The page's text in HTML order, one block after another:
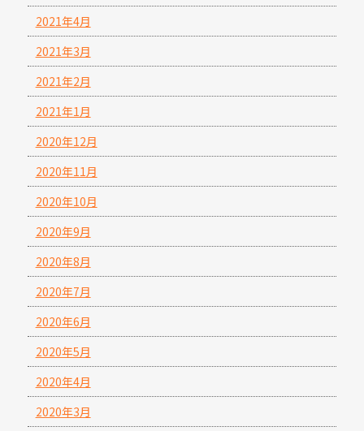
2021年4月
2021年3月
2021年2月
2021年1月
2020年12月
2020年11月
2020年10月
2020年9月
2020年8月
2020年7月
2020年6月
2020年5月
2020年4月
2020年3月